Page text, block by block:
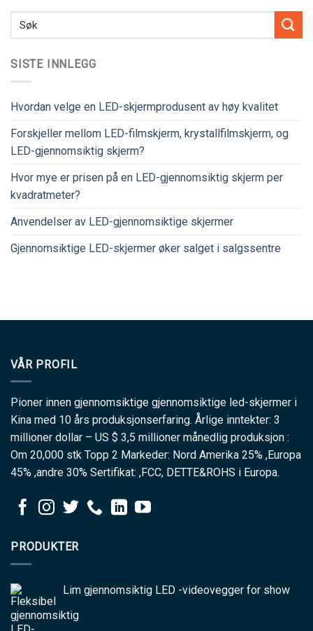
SISTE INNLEGG
Hvordan velge en LED-skjermprodusent av høy kvalitet
Forskjeller mellom LED-filmskjerm, krystallfilmskjerm, og
LED-gjennomsiktig skjerm?
Hvor mye er prisen på en LED-gjennomsiktig skjerm per
kvadratmeter?
Anvendelser av LED-gjennomsiktige skjermer
Gjennomsiktige LED-skjermer øker salget i salgssentre
VÅR PROFIL
Pioner innen gjennomsiktige gjennomsiktige led-skjermer i
Kina med 10 års produksjonserfaring. Årlige inntekter: 3
millioner dollar – US $ 3,5 millioner månedlig produksjon :
Om 20,000 stk Topp 2 Markeder: Nord Amerika 25% ,Europa
45% ,andre 30% Sertifikat: ,FCC, DETTE&ROHS i Europa.
PRODUKTER
Lim gjennomsiktig LED -videovegger for show